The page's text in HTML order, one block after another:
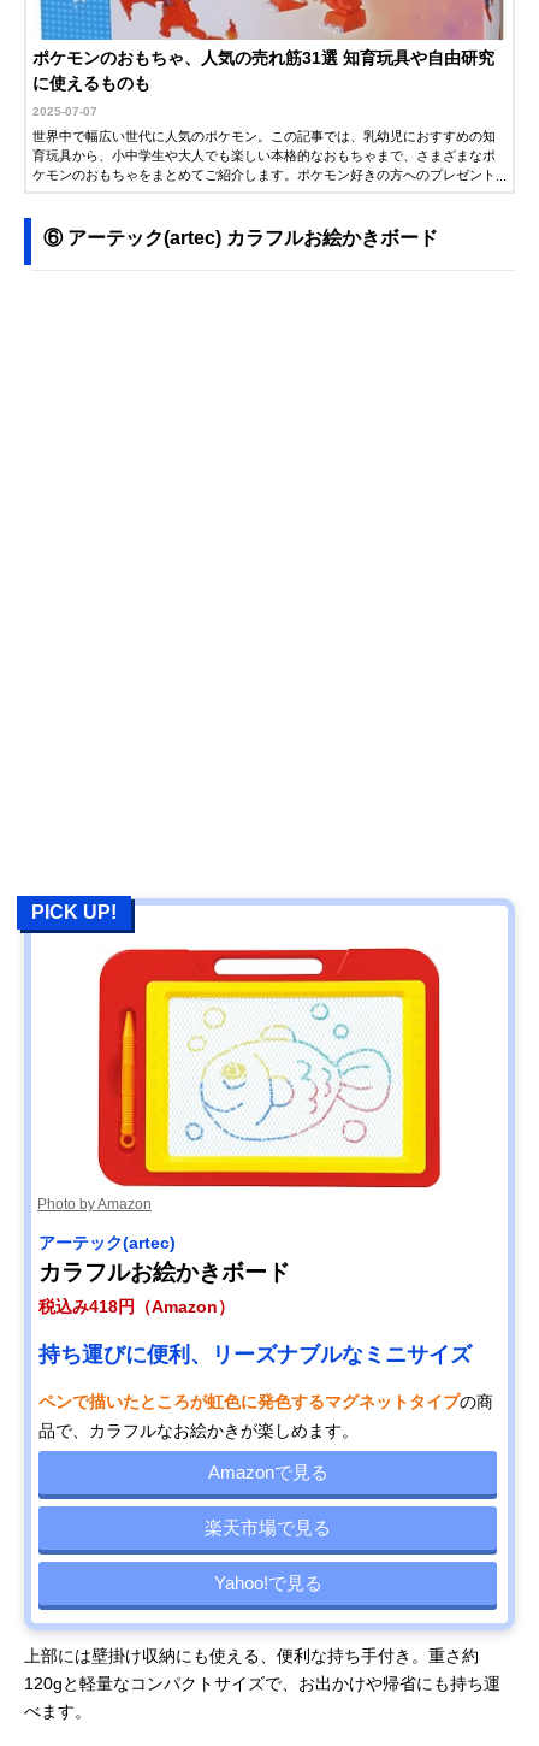
ポケモンのおもちゃ、人気の売れ筋31選 知育玩具や自由研究
に使えるものも
2025-07-07
世界中で幅広い世代に人気のポケモン。この記事では、乳幼児におすすめの知
育玩具から、小中学生や大人でも楽しい本格的なおもちゃまで、さまざまなポ
ケモンのおもちゃをまとめてご紹介します。ポケモン好きの方へのプレゼント
⑥ アーテック(artec) カラフルお絵かきボード
PICK UP!
Photo by Amazon
アーテック(artec)
カラフルお絵かきボード
税込み418円（Amazon）
持ち運びに便利、リーズナブルなミニサイズ
ペンで描いたところが虹色に発色するマグネットタイプの商
品で、カラフルなお絵かきが楽しめます。
Amazonで見る
楽天市場で見る
Yahoo!で見る
上部には壁掛け収納にも使える、便利な持ち手付き。重さ約
120gと軽量なコンパクトサイズで、お出かけや帰省にも持ち運
べます。